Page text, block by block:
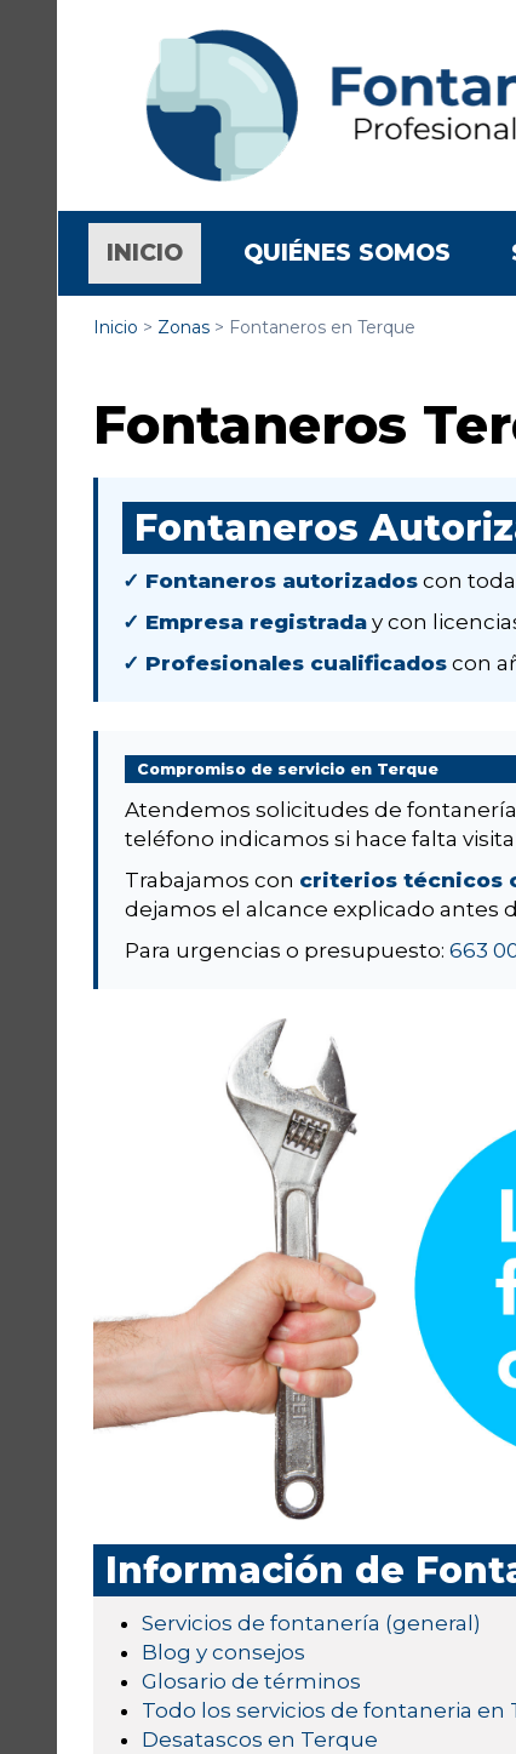
INICIO(CURRENT)
QUIÉNES SOMOS
Inicio > Zonas > Fontaneros en Terque
Fontaneros
Fontaneros
✓ Fontaneros autorizados con
✓ Empresa registrada y con
✓ Profesionales cualificados con
Compromiso de servicio en Terque
Atendemos solicitudes de
teléfono indicamos si hace falta
Trabajamos con criterios técnicos
dejamos el alcance explicado antes
Para urgencias o presupuesto: 663
Información de
Servicios de fontanería (general)
Blog y consejos
Glosario de términos
Todo los servicios de fontaneria en
Desatascos en Terque